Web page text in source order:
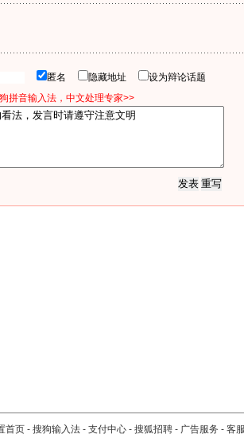
匿名 隐藏地址
设为辩论话题
拼音输入法，中文处理专家>>
首页 - 搜狗输入法 - 支付中心 - 搜狐招聘 - 广告服务 - 客